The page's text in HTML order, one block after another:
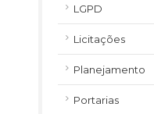
LGPD
Licitações
Planejamento
Portarias